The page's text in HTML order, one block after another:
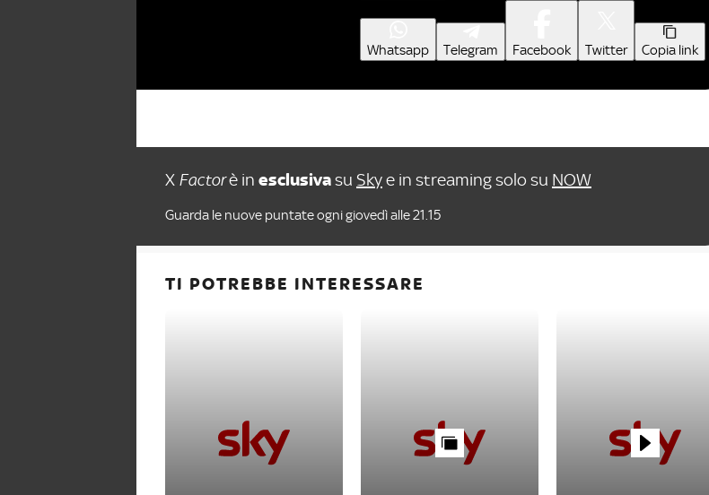
Whatsapp Telegram Facebook Twitter Copia link
X Factorè in esclusivasu Skye in streaming solo su NOW
Guarda le nuove puntate ogni giovedì alle 21.15
TI POTREBBE INTERESSARE